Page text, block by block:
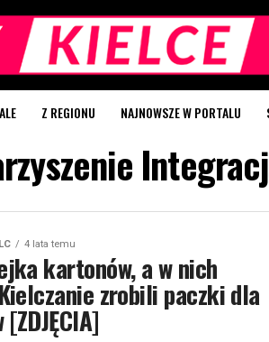
Z REGIONU NAJNOWSZE W PORTALU
4 lata temu
kartonów, a w nich
zrobili paczki dla